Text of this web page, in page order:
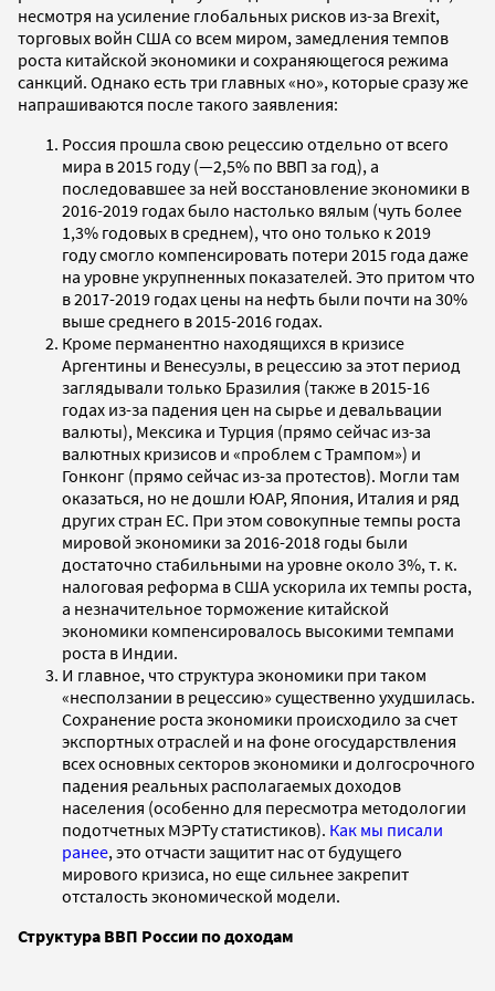
несмотря на усиление глобальных рисков из-за Brexit,
торговых войн США со всем миром, замедления темпов
роста китайской экономики и сохраняющегося режима
санкций. Однако есть три главных «но», которые сразу же
напрашиваются после такого заявления:
Россия прошла свою рецессию отдельно от всего
мира в 2015 году (—2,5% по ВВП за год), а
последовавшее за ней восстановление экономики в
2016-2019 годах было настолько вялым (чуть более
1,3% годовых в среднем), что оно только к 2019
году смогло компенсировать потери 2015 года даже
на уровне укрупненных показателей. Это притом что
в 2017-2019 годах цены на нефть были почти на 30%
выше среднего в 2015-2016 годах.
Кроме перманентно находящихся в кризисе
Аргентины и Венесуэлы, в рецессию за этот период
заглядывали только Бразилия (также в 2015-16
годах из-за падения цен на сырье и девальвации
валюты), Мексика и Турция (прямо сейчас из-за
валютных кризисов и «проблем с Трампом») и
Гонконг (прямо сейчас из-за протестов). Могли там
оказаться, но не дошли ЮАР, Япония, Италия и ряд
других стран ЕС. При этом совокупные темпы роста
мировой экономики за 2016-2018 годы были
достаточно стабильными на уровне около 3%, т. к.
налоговая реформа в США ускорила их темпы роста,
а незначительное торможение китайской
экономики компенсировалось высокими темпами
роста в Индии.
И главное, что структура экономики при таком
«несползании в рецессию» существенно ухудшилась.
Сохранение роста экономики происходило за счет
экспортных отраслей и на фоне огосударствления
всех основных секторов экономики и долгосрочного
падения реальных располагаемых доходов
населения (особенно для пересмотра методологии
подотчетных МЭРТу статистиков). Как мы писали
ранее, это отчасти защитит нас от будущего
мирового кризиса, но еще сильнее закрепит
отсталость экономической модели.
Структура ВВП России по доходам